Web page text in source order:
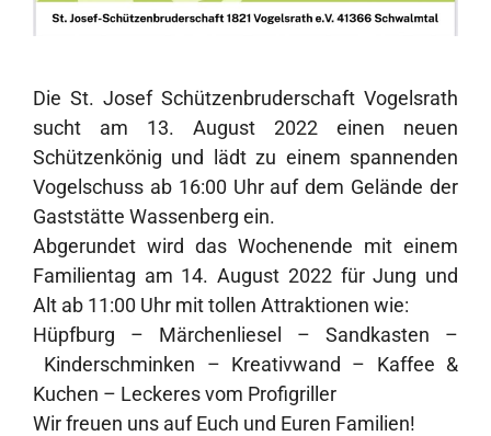
Die St. Josef Schützenbruderschaft Vogelsrath
sucht am 13. August 2022 einen neuen
Schützenkönig und lädt zu einem spannenden
Vogelschuss ab 16:00 Uhr auf dem Gelände der
Gaststätte Wassenberg ein.
Abgerundet wird das Wochenende mit einem
Familientag am 14. August 2022 für Jung und
Alt ab 11:00 Uhr mit tollen Attraktionen wie:
Hüpfburg – Märchenliesel – Sandkasten –
Kinderschminken – Kreativwand – Kaffee &
Kuchen – Leckeres vom Profigriller
Wir freuen uns auf Euch und Euren Familien!